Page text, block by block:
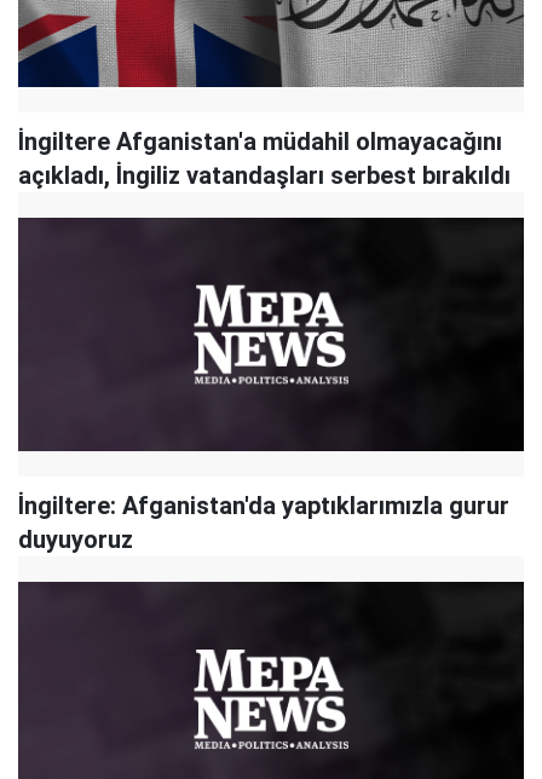
İngiltere Afganistan'a müdahil olmayacağını
açıkladı, İngiliz vatandaşları serbest bırakıldı
İngiltere: Afganistan'da yaptıklarımızla gurur
duyuyoruz